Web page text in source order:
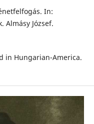
In:
Almásy József.
in Hungarian-America.